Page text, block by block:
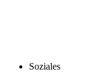
Soziales